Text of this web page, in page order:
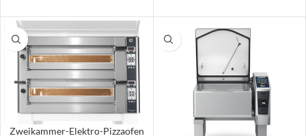
Zweikammer-Elektro-Pizzaofen